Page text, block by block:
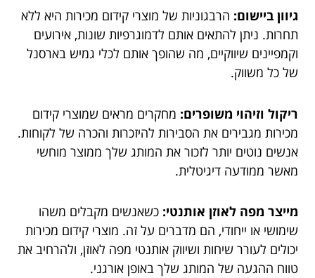
גיוון ביישום: הרבגוניות של מוצרי קידום מכירות היא ללא
תחרות. ניתן להתאים אותם לדמוגרפיות שונות, אירועים
וקמפיינים שיווקיים, מה שהופך אותם לכלי גמיש בארסנל
של כל משווק.
ריקול וזיהוי משופרים: מחקרים מראים שמוצרי קידום
מכירות מגבירים את הסבירות להיזכרות והכרה של לקוחות.
אנשים נוטים יותר לזכור את המותג שלך ממוצר מוחשי
מאשר ממודעה דיגיטלית.
מייצר מפה לאוזן אותנטי: כשאנשים מקבלים משהו
שימושי או ייחודי, הם מדברים על זה. מוצרי קידום מכירות
יכולים לעורר שיחות ושיווק אותנטי מפה לאוזן, ולהרחיב את
טווח ההגעה של המותג שלך באופן אורגני.